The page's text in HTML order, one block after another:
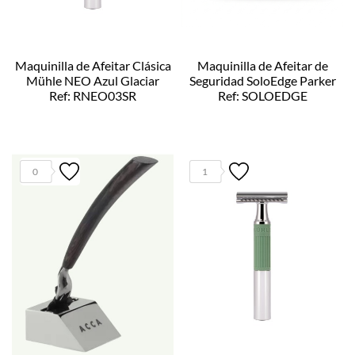
Maquinilla de Afeitar Clásica
Mühle NEO Azul Glaciar
Ref: RNEO03SR
Maquinilla de Afeitar de
Seguridad SoloEdge Parker
Ref: SOLOEDGE
0 1